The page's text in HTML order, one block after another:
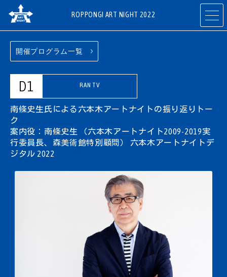
ROPPONGI ART NIGHT 2022
開催概要
プログラム アーティスト
・施設
EN
CN
開催プログラム一覧
D1 RAN TV
南條史生氏による六本木アートナイトの振り返りトー
ク
案内役：南條史生 （六本木アートナイト2009-2019実
行委員長、森美術館特別顧問）
六本木アートナイトデ
ジタル 2022